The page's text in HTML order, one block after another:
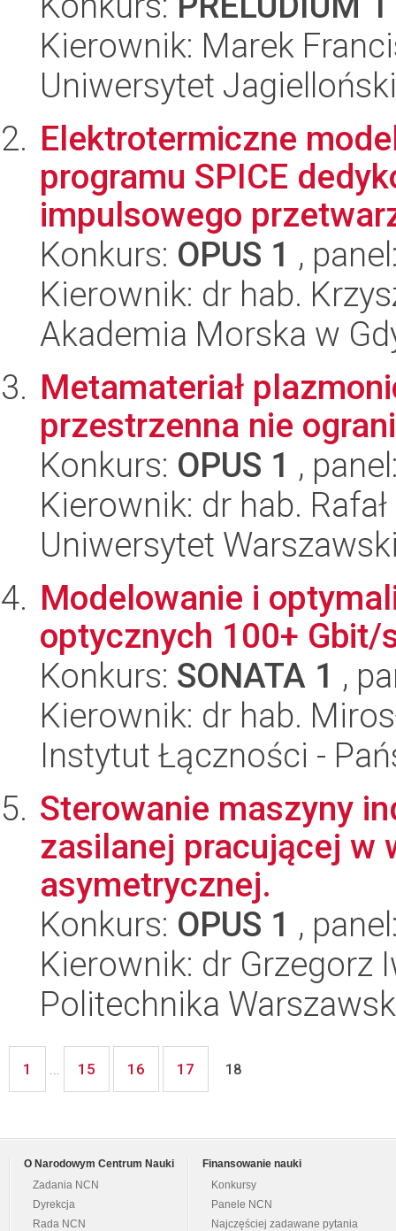
Kierownik: Marek
Uniwersytet
Elektrotermiczne
programu SPICE
impulsowego
Konkurs: OPUS 1 ,
Kierownik: dr hab.
Akademia Morska w
Metamateriał
przestrzenna nie
Konkurs: OPUS 1 ,
Kierownik: dr hab.
Uniwersytet
Modelowanie i
optycznych 100+ Gbit/
Konkurs: SONATA 1 ,
Kierownik: dr hab.
Instytut Łączności -
Sterowanie maszyny
zasilanej pracującej w
asymetrycznej.
Konkurs: OPUS 1 ,
Kierownik: dr Grzegorz
Politechnika
1 ... 15 16 17 18
O Narodowym Centrum Nauki
Zadania NCN
Dyrekcja
Rada NCN
Finansowanie nauki
Konkursy
Panele NCN
Najczęściej zadawane pytania